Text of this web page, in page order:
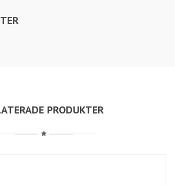
PRODUKTER